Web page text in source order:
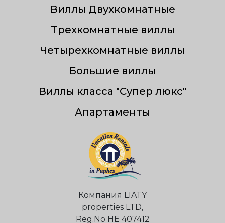
Компания LIATY
properties LTD,
Reg.Nо НЕ 407412
Виллы Двухкомнатные
Трехкомнатные виллы
Четырехкомнатные виллы
Большие виллы
Виллы класса "Супер люкс"
Апартаменты